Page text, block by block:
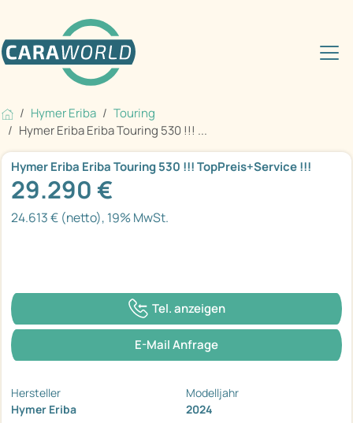
Hymer Eriba
Touring
Hymer Eriba Eriba Touring 530 !!! ...
Hymer Eriba Eriba Touring 530 !!! TopPreis+Service !!!
29.290 €
24.613 € (netto), 19% MwSt.
Tel. anzeigen
E-Mail Anfrage
Hersteller
Hymer Eriba
Modelljahr
2024